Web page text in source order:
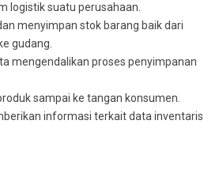
logistik suatu perusahaan.
menyimpan stok barang baik dari
gudang.
mengendalikan proses penyimpanan
sampai ke tangan konsumen.
informasi terkait data inventaris